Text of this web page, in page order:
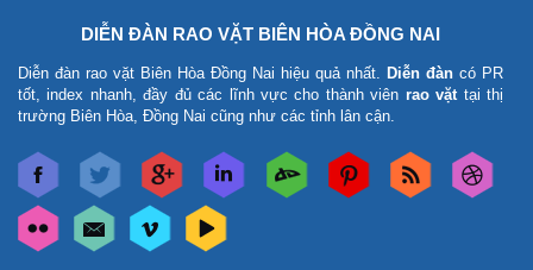
DIỄN ĐÀN RAO VẶT BIÊN HÒA ĐỒNG NAI
Diễn đàn rao vặt Biên Hòa Đồng Nai hiệu quả nhất. Diễn đàn có PR
tốt, index nhanh, đầy đủ các lĩnh vực cho thành viên rao vặttại thị
trường Biên Hòa, Đồng Nai cũng như các tỉnh lân cận.